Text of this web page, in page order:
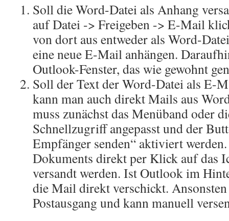
Soll die Word-Datei als Anhang
auf Datei -> Freigeben -> E-Mail
von dort aus entweder als Word-
eine neue E-Mail anhängen.
Outlook-Fenster, das wie gewohnt
Soll der Text der Word-Datei als E-
kann man auch direkt Mails aus
muss zunächst das Menüband oder
Schnellzugriff angepasst und der
Empfänger senden“ aktiviert
Dokuments direkt per Klick auf das
versandt werden. Ist Outlook im
die Mail direkt verschickt.
Postausgang und kann manuell